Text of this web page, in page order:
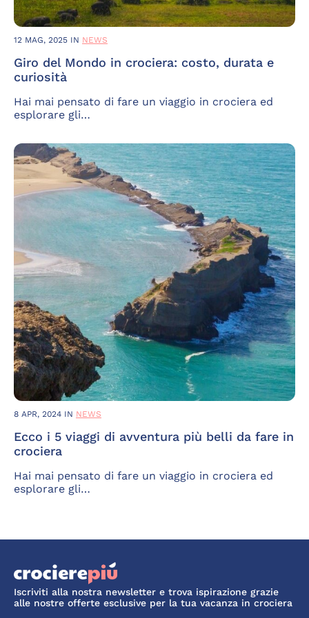
12 MAG, 2025 IN NEWS
Giro del Mondo in crociera: costo, durata e
curiosità
Hai mai pensato di fare un viaggio in crociera ed
esplorare gli…
8 APR, 2024 IN NEWS
Ecco i 5 viaggi di avventura più belli da fare in
crociera
Hai mai pensato di fare un viaggio in crociera ed
esplorare gli…
Iscriviti alla nostra newsletter e trova ispirazione grazie
alle nostre offerte esclusive per la tua vacanza in crociera